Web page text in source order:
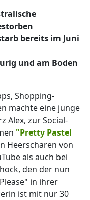
bereits im Juni
und am Boden
Shopping-
machte eine junge
Alex, zur Social-
"Pretty Pastel
Heerscharen von
als auch bei
den der nun
in ihrer
ist mit nur 30